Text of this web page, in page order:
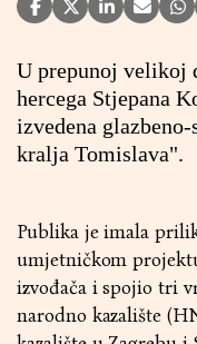
U prepunoj velikoj
hercega Stjepana
izvedena
kralja Tomislava".
Publika je imala
umjetničkom
izvođača i spojio tri
narodno kazalište